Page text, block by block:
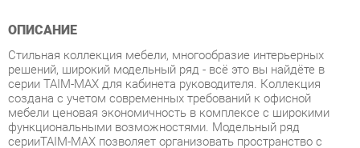
решений, широкий модельный ряд - всё это вы найдёте в
серии TAIM-MAX для кабинета руководителя. Коллекция
создана с учетом современных требований к офисной
мебели ценовая экономичность в комплексе с широкими
функциональными возможностями. Модельный ряд
серииTAIM-MAX позволяет организовать пространство с
максимальным комфортом и практичностью. Сочетание
традиционного стиля и современной функциональности
коллекцииTAIM-MAX придется по вкусу руководителям,